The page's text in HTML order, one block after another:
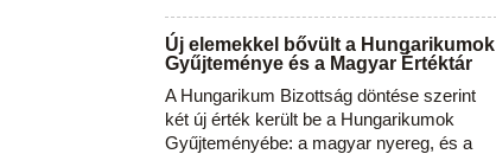
Új elemekkel bővült a Hungarikumok
Gyűjteménye és a Magyar Értéktár
A Hungarikum Bizottság döntése szerint
két új érték került be a Hungarikumok
Gyűjteményébe: a magyar nyereg, és a